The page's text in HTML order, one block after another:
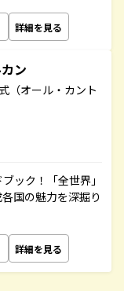
詳細を見る
ン
（オール・カント
ック！「全世界」
国の魅力を深掘り
詳細を見る